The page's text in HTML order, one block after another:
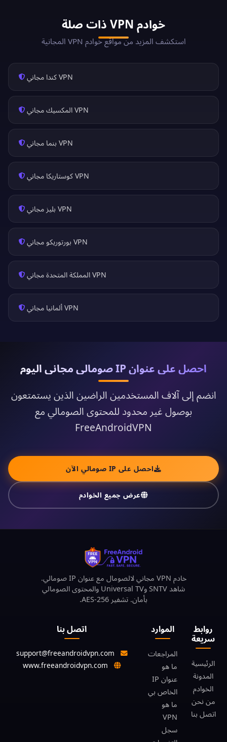
خوادم VPN ذات صلة
استكشف المزيد من مواقع خوادم VPN المجانية
VPN كندا مجاني
VPN المكسيك مجاني
VPN بنما مجاني
VPN كوستاريكا مجاني
VPN بليز مجاني
VPN بورتوريكو مجاني
VPN المملكة المتحدة مجاني
VPN ألمانيا مجاني
احصل على عنوان IP صومالي مجاني اليوم
انضم إلى آلاف المستخدمين الراضين الذين يستمتعون
بوصول غير محدود للمحتوى الصومالي مع
FreeAndroidVPN
احصل على IP صومالي الآن
عرض جميع الخوادم
روابط
سريعة
الرئيسية
المدونة
الخوادم
من نحن
اتصل بنا
الموارد
المراجعات
ما هو
عنوان IP
الخاص بي
ما هو
VPN
سجل
خادم VPN مجاني لالصومال مع عنوان IP صومالي.
شاهد SNTV وUniversal TV والمحتوى الصومالي
بأمان. تشفير AES-256.
اتصل بنا